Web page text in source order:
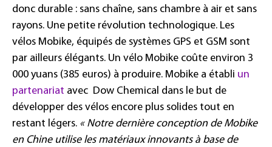
donc durable : sans chaîne, sans chambre à air et sans
rayons. Une petite révolution technologique. Les
vélos Mobike, équipés de systèmes GPS et GSM sont
par ailleurs élégants. Un vélo Mobike coûte environ 3
000 yuans (385 euros) à produire. Mobike a établi un
partenariat avec Dow Chemical dans le but de
développer des vélos encore plus solides tout en
restant légers. « Notre dernière conception de Mobike
en Chine utilise les matériaux innovants à base de